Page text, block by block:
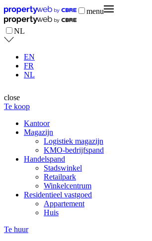
menu
NL
EN
FR
NL
close
Te koop
Kantoor
Magazijn
Logistiek magazijn
KMO-bedrijfspand
Handelspand
Stadswinkel
Retailpark
Winkelcentrum
Residentieel vastgoed
Appartement
Huis
Te huur